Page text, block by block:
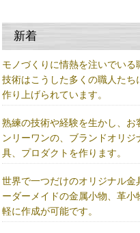
新着
モノづくりに情熱を注いでいる
技術はこうした多くの職人たち
作り上げられています。
熟練の技術や経験を生かし、お
ンリーワンの、ブランドオリジ
具、プロダクトを作ります。
世界で一つだけのオリジナル金
ーダーメイドの金属小物、革小
軽に作成が可能です。